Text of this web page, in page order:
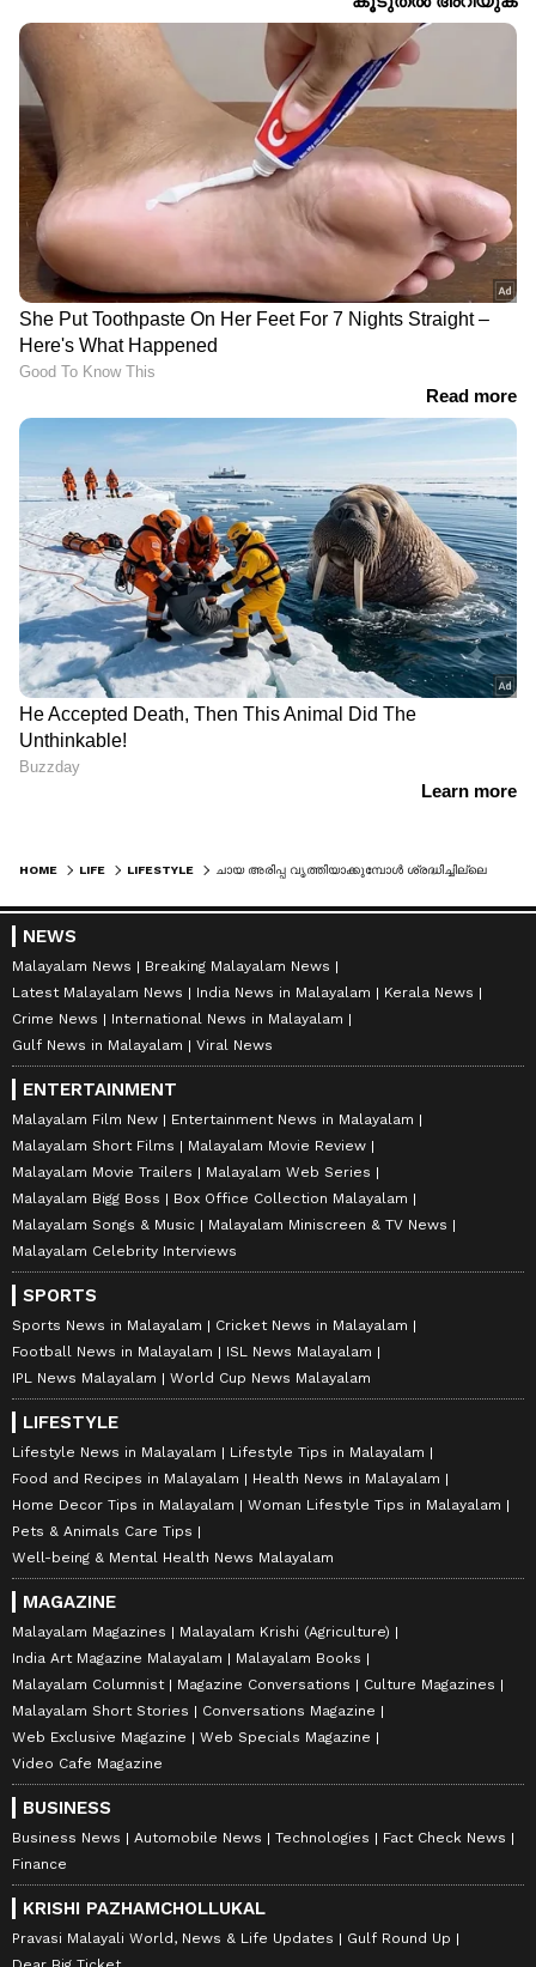
HOME LIFE LIFESTYLE
NEWS
Malayalam News
Breaking Malayalam News
Latest Malayalam News
India News in Malayalam
Kerala News
Crime News
International News in Malayalam
Gulf News in Malayalam
Viral News
ENTERTAINMENT
Malayalam Film New
Entertainment News in Malayalam
Malayalam Short Films
Malayalam Movie Review
Malayalam Movie Trailers
Malayalam Web Series
Malayalam Bigg Boss
Box Office Collection Malayalam
Malayalam Songs & Music
Malayalam Miniscreen & TV News
Malayalam Celebrity Interviews
SPORTS
Sports News in Malayalam
Cricket News in Malayalam
Football News in Malayalam
ISL News Malayalam
IPL News Malayalam
World Cup News Malayalam
LIFESTYLE
Lifestyle News in Malayalam
Lifestyle Tips in Malayalam
Food and Recipes in Malayalam
Health News in Malayalam
Home Decor Tips in Malayalam
Woman Lifestyle Tips in Malayalam
Pets & Animals Care Tips
Well-being & Mental Health News Malayalam
MAGAZINE
Malayalam Magazines
Malayalam Krishi (Agriculture)
India Art Magazine Malayalam
Malayalam Books
Malayalam Columnist
Magazine Conversations
Culture Magazines
Malayalam Short Stories
Conversations Magazine
Web Exclusive Magazine
Web Specials Magazine
Video Cafe Magazine
BUSINESS
Business News Automobile News Technologies
Fact Check News
Finance
KRISHI PAZHAMCHOLLUKAL
Pravasi Malayali World, News & Life Updates
Gulf Round Up